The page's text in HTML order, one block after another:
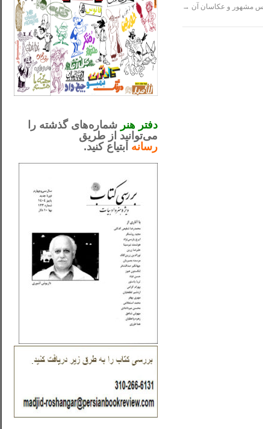
مشهور و عکاسان آن →
دفتر هنر شماره‌های گذشته را
می‌توانید از طریق
رسانه ابتیاع کنید.